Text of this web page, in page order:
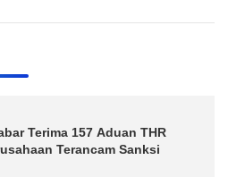
Terima 157 Aduan THR
Terancam Sanksi